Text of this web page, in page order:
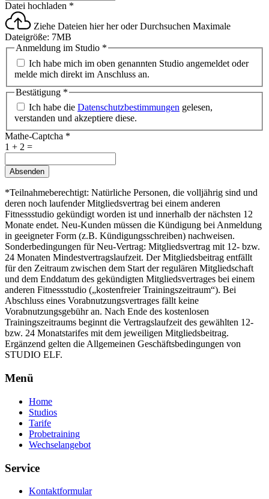
Datei hochladen *
Ziehe Dateien hier her oderDurchsuchen Maximale
Dateigröße: 7MB
Anmeldung im Studio *
Ich habe mich im oben genannten Studio angemeldet oder
melde mich direkt im Anschluss an.
Bestätigung *
Ich habe die Datenschutzbestimmungen gelesen,
verstanden und akzeptiere diese.
Mathe-Captcha *
1 + 2 =
Absenden
*Teilnahmeberechtigt: Natürliche Personen, die volljährig sind und
deren noch laufender Mitgliedsvertrag bei einem anderen
Fitnessstudio gekündigt worden ist und innerhalb der nächsten 12
Monate endet. Neu-Kunden müssen die Kündigung bei Anmeldung
in geeigneter Form (z.B. Kündigungsschreiben) nachweisen.
Sonderbedingungen für Neu-Vertrag: Mitgliedsvertrag mit 12- bzw.
24 Monaten Mindestvertragslaufzeit. Der Mitgliedsbeitrag entfällt
für den Zeitraum zwischen dem Start der regulären Mitgliedschaft
und dem Enddatum des gekündigten Mitgliedsvertrages bei einem
anderen Fitnessstudio („kostenfreier Trainingszeitraum“). Bei
Abschluss eines Vorabnutzungsvertrages fällt keine
Vorabnutzungsgebühr an. Nach Ende des kostenlosen
Trainingszeitraums beginnt die Vertragslaufzeit des gewählten 12-
bzw. 24 Monatstarifes mit dem jeweiligen Mitgliedsbeitrag.
Ergänzend gelten die Allgemeinen Geschäftsbedingungen von
STUDIO ELF.
Menü
Home
Studios
Tarife
Probetraining
Wechselangebot
Service
Kontaktformular